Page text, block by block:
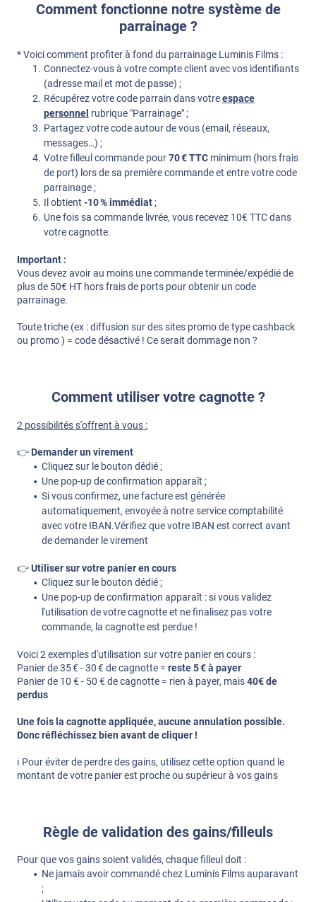
Comment fonctionne notre système de
parrainage ?
* Voici comment profiter à fond du parrainage Luminis Films :
Connectez-vous à votre compte client avec vos identifiants
(adresse mail et mot de passe) ;
Récupérez votre code parrain dans votreespace
personnel rubrique "Parrainage" ;
Partagez votre code autour de vous (email, réseaux,
messages…) ;
Votre filleul commande pour70 € TTCminimum (hors frais
de port) lors de sa première commande et entre votre code
parrainage ;
Il obtient -10 % immédiat;
Une fois sa commande livrée, vous recevez 10€ TTC dans
votre cagnotte.
Important :
Vous devez avoir au moins une commande terminée/expédié de
plus de 50€ HT hors frais de ports pour obtenir un code
parrainage.
Toute triche (ex : diffusion sur des sites promo de type cashback
ou promo ) = code désactivé ! Ce serait dommage non ?
Comment utiliser votre cagnotte ?
2 possibilités s'offrent à vous :
👉 Demander un virement
Cliquez sur le bouton dédié ;
Une pop-up de confirmation apparaît ;
Si vous confirmez, une facture est générée
automatiquement, envoyée à notre service comptabilité
avec votre IBAN.Vérifiez que votre IBAN est correct avant
de demander le virement
👉Utiliser sur votre panier en cours
Cliquez sur le bouton dédié ;
Une pop-up de confirmation apparaît : si vous validez
l'utilisation de votre cagnotte et ne finalisez pas votre
commande, la cagnotte est perdue !
Voici 2 exemples d'utilisation sur votre panier en cours :
Panier de 35 € - 30 € de cagnotte = reste 5 € à payer
Panier de 10 € - 50 € de cagnotte = rien à payer, mais40€ de
perdus
Une fois la cagnotte appliquée, aucune annulation possible.
Donc réfléchissez bien avant de cliquer !
ℹ️ Pour éviter de perdre des gains, utilisez cette option quand le
montant de votre panier est proche ou supérieur à vos gains
Règle de validation des gains/filleuls
Pour que vos gains soient validés, chaque filleul doit :
Ne jamais avoir commandé chez Luminis Films auparavant
;